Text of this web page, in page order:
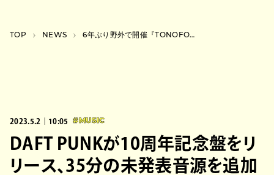
TOP NEWS 6年ぶり野外で開催『TONOFON FESTIVAL 2023 ～10th Anv！～』
2023.5.2｜10:05 #MUSIC
DAFT PUNKが10周年記念盤をリ
リース、35分の未発表音源を追加